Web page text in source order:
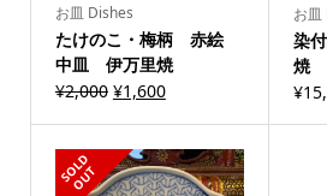
お皿 Dishes
たけのこ・梅柄 赤絵
中皿 伊万里焼
¥2,000 ¥1,600
お皿
染
焼
¥
S
O
L
D
O
U
T